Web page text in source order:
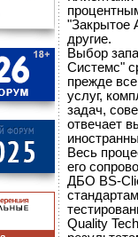
"Закрытое
другие.
Выбор
Системс"
прежде
услуг,
задач,
отвечает
Весь
его
ДБО BS-
Quality